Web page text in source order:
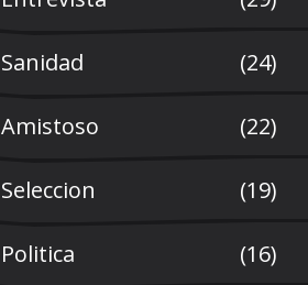
Sanidad (24)
Amistoso (22)
Seleccion (19)
Politica (16)